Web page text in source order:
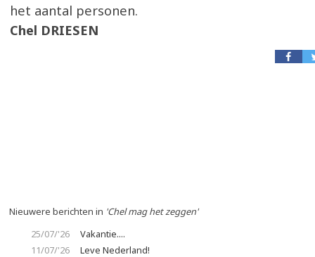
het aantal personen.
Chel DRIESEN
Nieuwere berichten in 'Chel mag het zeggen'
25/07/'26
Vakantie....
11/07/'26
Leve Nederland!